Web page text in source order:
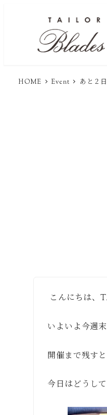
HOME Event あと２
こんにちは、
いよいよ今週末
開催まで残す
今日はどうし